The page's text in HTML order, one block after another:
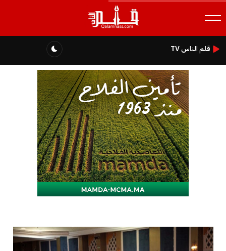
قلم الناس TV